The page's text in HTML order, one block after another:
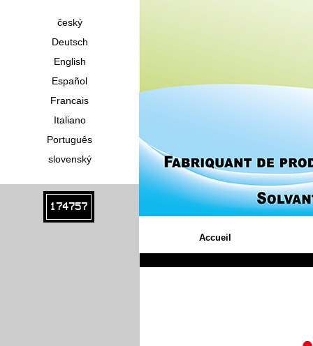
český
Deutsch
English
Español
Francais
Italiano
Português
slovenský
174757
Accueil